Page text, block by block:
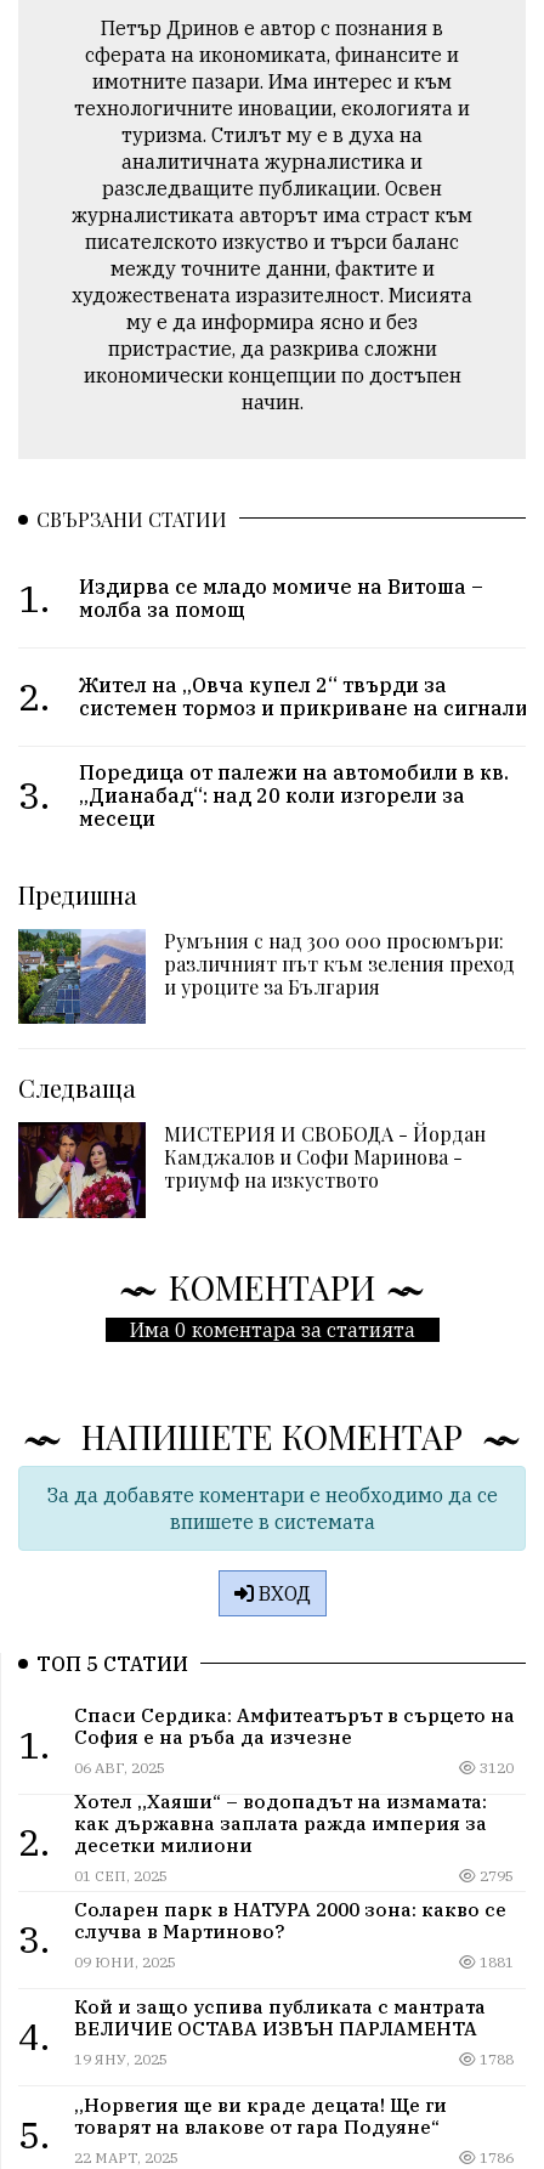
Петър Дринов е автор с познания в
сферата на икономиката, финансите и
имотните пазари. Има интерес и към
технологичните иновации, екологията и
туризма. Стилът му е в духа на
аналитичната журналистика и
разследващите публикации. Освен
журналистиката авторът има страст към
писателското изкуство и търси баланс
между точните данни, фактите и
художествената изразителност. Мисията
му е да информира ясно и без
пристрастие, да разкрива сложни
икономически концепции по достъпен
начин.
СВЪРЗАНИ СТАТИИ
1.
Издирва се младо момиче на Витоша –
молба за помощ
2.
Жител на „Овча купел 2“ твърди за
системен тормоз и прикриване на сигнали
3.
Поредица от палежи на автомобили в кв.
„Дианабад“: над 20 коли изгорели за
месеци
Предишна
Румъния с над 300 000 просюмъри:
различният път към зеления преход
и уроците за България
Следваща
МИСТЕРИЯ И СВОБОДА - Йордан
Камджалов и Софи Маринова -
триумф на изкуството
КОМЕНТАРИ
Има 0 коментара за статията
НАПИШЕТЕ КОМЕНТАР
За да добавяте коментари е необходимо да се
впишете в системата
ВХОД
ТОП 5 СТАТИИ
1.
Спаси Сердика: Амфитеатърът в сърцето на
София е на ръба да изчезне
06 АВГ, 2025 3120
2.
Хотел „Хаяши“ – водопадът на измамата:
как държавна заплата ражда империя за
десетки милиони
01 СЕП, 2025 2795
3.
Соларен парк в НАТУРА 2000 зона: какво се
случва в Мартиново?
09 ЮНИ, 2025 1881
4.
Кой и защо успива публиката с мантрата
ВЕЛИЧИЕ ОСТАВА ИЗВЪН ПАРЛАМЕНТА
19 ЯНУ, 2025 1788
5.
„Норвегия ще ви краде децата! Ще ги
товарят на влакове от гара Подуяне“
22 МАРТ, 2025 1786